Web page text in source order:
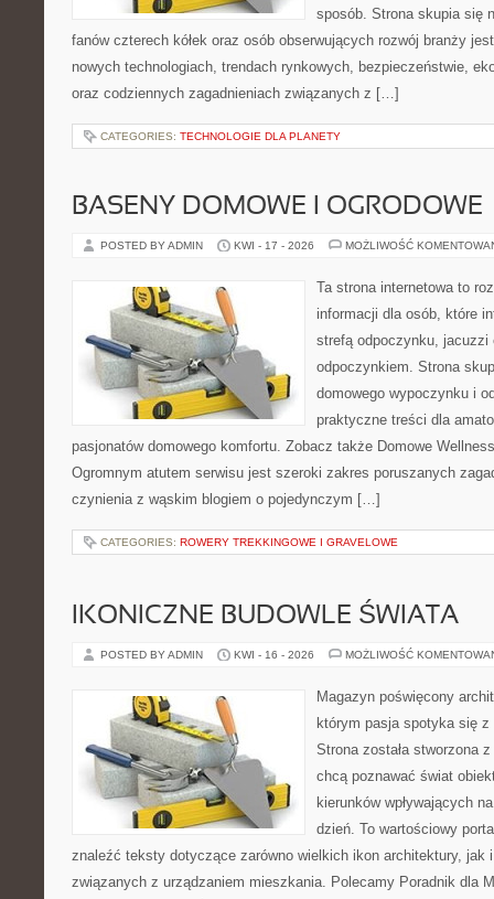
sposób. Strona skupia się
fanów czterech kółek oraz osób obserwujących rozwój branży
nowych technologiach, trendach rynkowych, bezpieczeństwie,
oraz codziennych zagadnieniach związanych z […]
CATEGORIES: TECHNOLOGIE DLA PLANETY
BASENY DOMOWE I OGRODOWE
POSTED BY ADMIN KWI - 17 - 2026 MOŻLIWOŚĆ
Ta strona internetowa to
informacji dla osób, które
strefą odpoczynku, jacuzzi
odpoczynkiem. Strona
domowego wypoczynku i
praktyczne treści dla
pasjonatów domowego komfortu. Zobacz także Domowe
Ogromnym atutem serwisu jest szeroki zakres poruszanych
czynienia z wąskim blogiem o pojedynczym […]
CATEGORIES: ROWERY TREKKINGOWE I GRAVELOWE
IKONICZNE BUDOWLE ŚWIATA
POSTED BY ADMIN KWI - 16 - 2026 MOŻLIWOŚĆ
Magazyn poświęcony
którym pasja spotyka się
Strona została stworzona
chcą poznawać świat
kierunków wpływających
dzień. To wartościowy
znaleźć teksty dotyczące zarówno wielkich ikon architektury, jak
związanych z urządzaniem mieszkania. Polecamy Poradnik dla